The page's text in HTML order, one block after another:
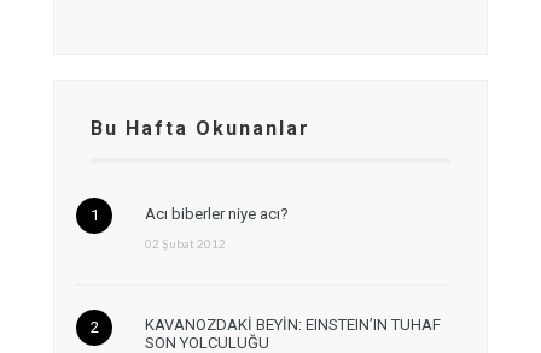
Bu Hafta Okunanlar
Acı biberler niye acı?
02 Şubat 2012
KAVANOZDAKİ BEYİN: EINSTEIN’IN TUHAF
SON YOLCULUĞU